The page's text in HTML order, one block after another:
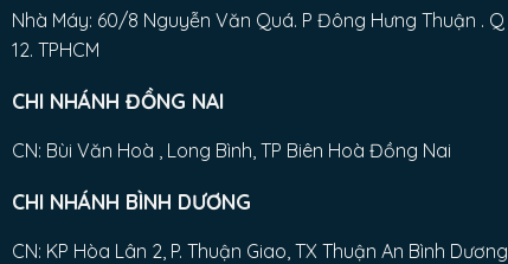
Nhà Máy: 60/8 Nguyễn Văn Quá. P Đông Hưng Thuận . Q
12. TPHCM
CHI NHÁNH ĐỒNG NAI
CN: Bùi Văn Hoà , Long Bình, TP Biên Hoà Đồng Nai
CHI NHÁNH BÌNH DƯƠNG
CN: KP Hòa Lân 2, P. Thuận Giao, TX Thuận An Bình Dương